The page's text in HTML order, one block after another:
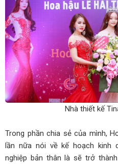
Nhà thiết kế
Trong phần chia sẻ của mình,
lần nữa nói về kế hoạch kinh
nghiệp bản thân là sẽ trở